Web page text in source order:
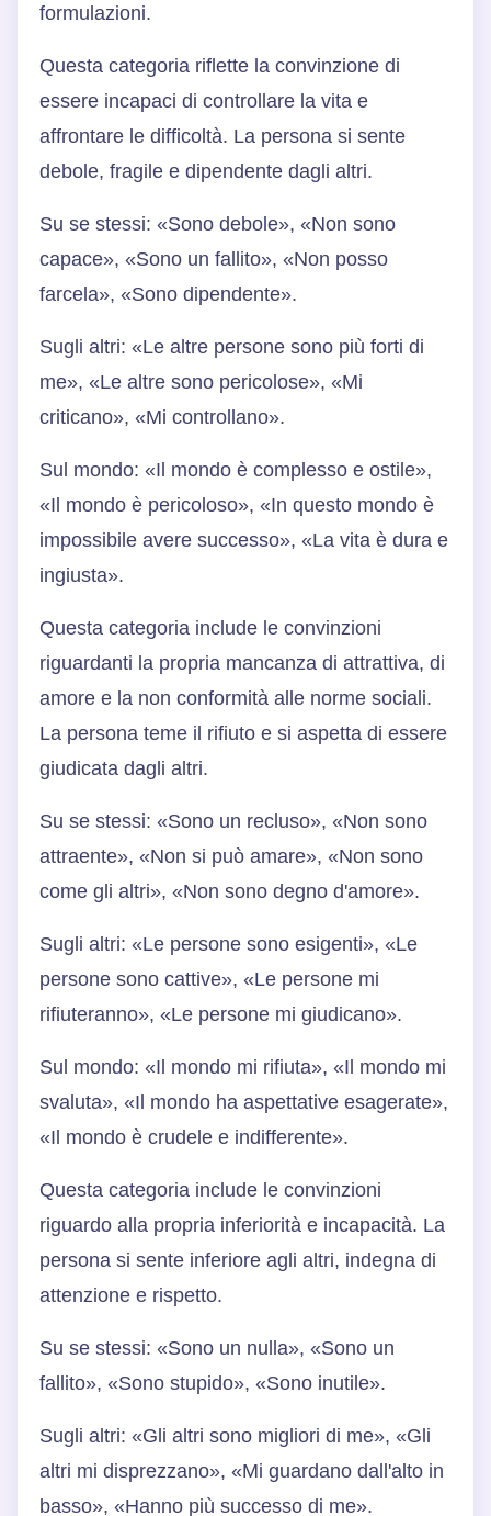
formulazioni.
Questa categoria riflette la convinzione di
essere incapaci di controllare la vita e
affrontare le difficoltà. La persona si sente
debole, fragile e dipendente dagli altri.
Su se stessi: «Sono debole», «Non sono
capace», «Sono un fallito», «Non posso
farcela», «Sono dipendente».
Sugli altri: «Le altre persone sono più forti di
me», «Le altre sono pericolose», «Mi
criticano», «Mi controllano».
Sul mondo: «Il mondo è complesso e ostile»,
«Il mondo è pericoloso», «In questo mondo è
impossibile avere successo», «La vita è dura e
ingiusta».
Questa categoria include le convinzioni
riguardanti la propria mancanza di attrattiva, di
amore e la non conformità alle norme sociali.
La persona teme il rifiuto e si aspetta di essere
giudicata dagli altri.
Su se stessi: «Sono un recluso», «Non sono
attraente», «Non si può amare», «Non sono
come gli altri», «Non sono degno d'amore».
Sugli altri: «Le persone sono esigenti», «Le
persone sono cattive», «Le persone mi
rifiuteranno», «Le persone mi giudicano».
Sul mondo: «Il mondo mi rifiuta», «Il mondo mi
svaluta», «Il mondo ha aspettative esagerate»,
«Il mondo è crudele e indifferente».
Questa categoria include le convinzioni
riguardo alla propria inferiorità e incapacità. La
persona si sente inferiore agli altri, indegna di
attenzione e rispetto.
Su se stessi: «Sono un nulla», «Sono un
fallito», «Sono stupido», «Sono inutile».
Sugli altri: «Gli altri sono migliori di me», «Gli
altri mi disprezzano», «Mi guardano dall'alto in
basso», «Hanno più successo di me».